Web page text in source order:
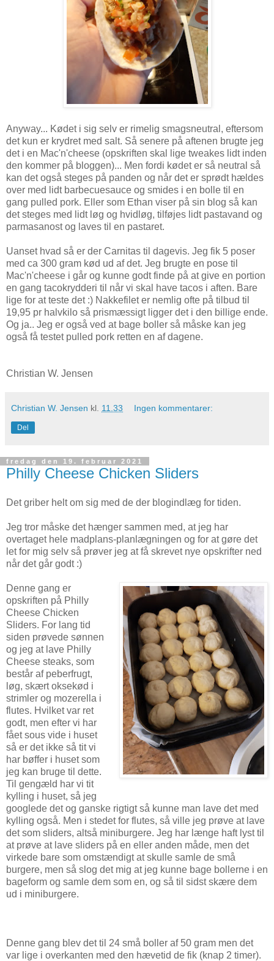
Anyway... Kødet i sig selv er rimelig smagsneutral, eftersom
det kun er krydret med salt. Så senere på aftenen brugte jeg
det i en Mac'n'cheese (opskriften skal lige tweakes lidt inden
den kommer på bloggen)... Men fordi kødet er så neutral så
kan det også steges på panden og når det er sprødt hældes
over med lidt barbecuesauce og smides i en bolle til en
gang pulled pork. Eller som Ethan viser på sin blog så kan
det steges med lidt løg og hvidløg, tilføjes lidt pastavand og
parmasanost og laves til en pastaret.
Uanset hvad så er der Carnitas til dagevis. Jeg fik 5 poser
med ca 300 gram kød ud af det. Jeg brugte en pose til
Mac'n'cheese i går og kunne godt finde på at give en portion
en gang tacokrydderi til når vi skal have tacos i aften. Bare
lige for at teste det :) Nakkefilet er nemlig ofte på tilbud til
19,95 pr halvkilo så prismæssigt ligger det i den billige ende.
Og ja.. Jeg er også ved at bage boller så måske kan jeg
også få testet pulled pork retten en af dagene.
Christian W. Jensen
Christian W. Jensen kl. 11.33 Ingen kommentarer:
Del
fredag den 19. februar 2021
Philly Cheese Chicken Sliders
Det griber helt om sig med de der blogindlæg for tiden.
Jeg tror måske det hænger sammen med, at jeg har
overtaget hele madplans-planlægningen og for at gøre det
let for mig selv så prøver jeg at få skrevet nye opskrifter ned
når det går godt :)
Denne gang er
opskriften på Philly
Cheese Chicken
Sliders. For lang tid
siden prøvede sønnen
og jeg at lave Philly
Cheese steaks, som
består af peberfrugt,
løg, skært oksekød i
strimler og mozerella i
flutes. Hvilket var ret
godt, men efter vi har
fået sous vide i huset
så er det ikke så tit vi
har bøffer i huset som
jeg kan bruge til dette.
Til gengæld har vi tit
kylling i huset, så jeg
googlede det og ganske rigtigt så kunne man lave det med
kylling også. Men i stedet for flutes, så ville jeg prøve at lave
det som sliders, altså miniburgere. Jeg har længe haft lyst til
at prøve at lave sliders på en eller anden måde, men det
virkede bare som omstændigt at skulle samle de små
burgere, men så slog det mig at jeg kunne bage bollerne i en
bageform og samle dem som en, og så til sidst skære dem
ud i miniburgere.
Denne gang blev det til 24 små boller af 50 gram men det
var lige i overkanten med den hævetid de fik (knap 2 timer).